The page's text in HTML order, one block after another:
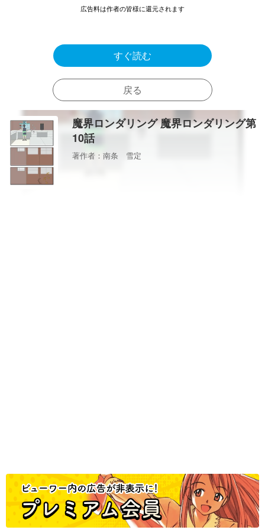
広告料は作者の皆様に還元されます
すぐ読む
戻る
魔界ロンダリング 魔界ロンダリング第
10話
著作者：南条 雪定